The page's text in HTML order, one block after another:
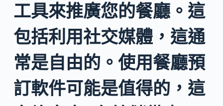
工具來推廣您的餐廳。這
包括利用社交媒體，這通
常是自由的。使用餐廳預
訂軟件可能是值得的，這